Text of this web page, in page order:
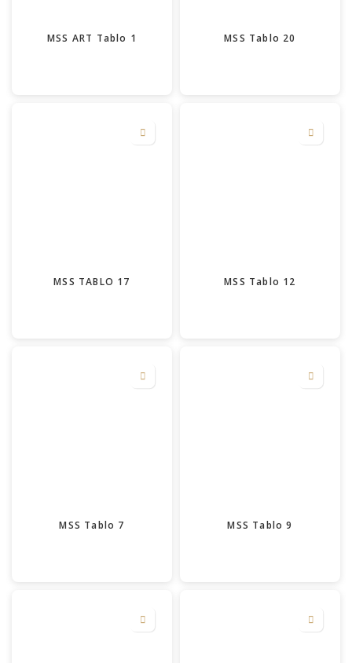
MSS ART Tablo 1 MSS Tablo 20
MSS TABLO 17 MSS Tablo 12
MSS Tablo 7 MSS Tablo 9